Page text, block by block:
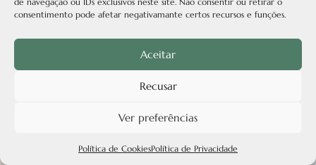
consentimento pode afetar negativamante certos recursos e funções.
Aceitar
Recusar
Ver preferências
Política de CookiesPolítica de Privacidade
Alugar carro